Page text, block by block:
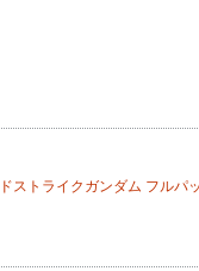
ストライクガンダム フルパ